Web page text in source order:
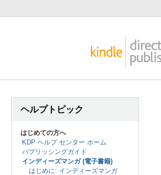
ヘルプトピック
はじめての方へ
KDP ヘルプ センター ホーム
パブリッシングガイド
インディーズマンガ (電子書籍)
はじめに: インディーズマンガ